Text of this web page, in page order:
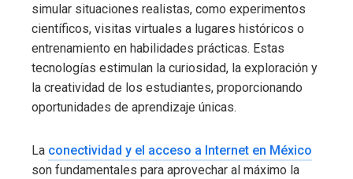
simular situaciones realistas, como experimentos
científicos, visitas virtuales a lugares históricos o
entrenamiento en habilidades prácticas. Estas
tecnologías estimulan la curiosidad, la exploración y
la creatividad de los estudiantes, proporcionando
oportunidades de aprendizaje únicas.
La conectividad y el acceso a Internet en México
son fundamentales para aprovechar al máximo la